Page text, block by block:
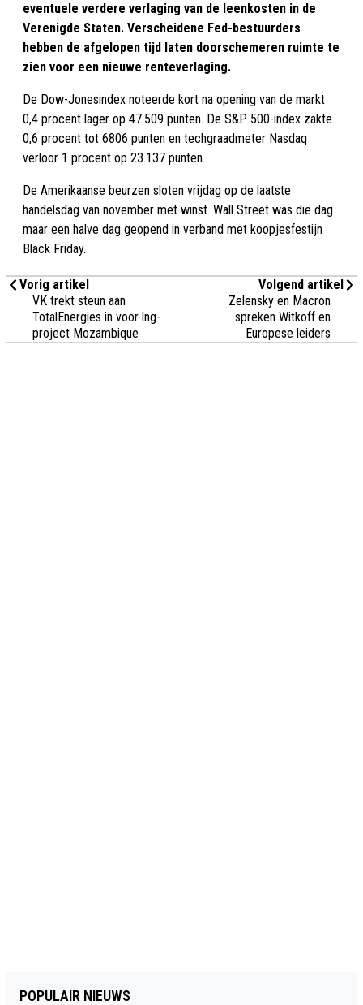
eventuele verdere verlaging van de leenkosten in de
Verenigde Staten. Verscheidene Fed-bestuurders
hebben de afgelopen tijd laten doorschemeren ruimte te
zien voor een nieuwe renteverlaging.
De Dow-Jonesindex noteerde kort na opening van de markt
0,4 procent lager op 47.509 punten. De S&P 500-index zakte
0,6 procent tot 6806 punten en techgraadmeter Nasdaq
verloor 1 procent op 23.137 punten.
De Amerikaanse beurzen sloten vrijdag op de laatste
handelsdag van november met winst. Wall Street was die dag
maar een halve dag geopend in verband met koopjesfestijn
Black Friday.
Vorig artikel
VK trekt steun aan
TotalEnergies in voor lng-
project Mozambique
Volgend artikel
Zelensky en Macron
spreken Witkoff en
Europese leiders
POPULAIR NIEUWS